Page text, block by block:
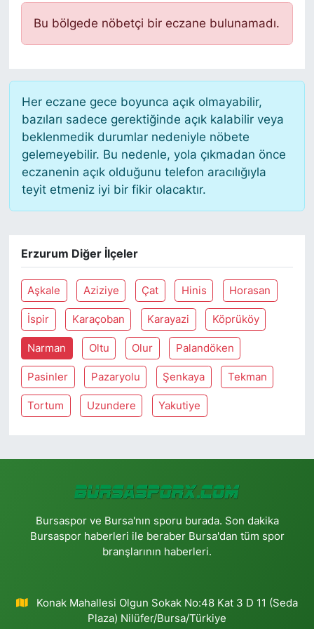
Bu bölgede nöbetçi bir eczane bulunamadı.
Her eczane gece boyunca açık olmayabilir,
bazıları sadece gerektiğinde açık kalabilir veya
beklenmedik durumlar nedeniyle nöbete
gelemeyebilir. Bu nedenle, yola çıkmadan önce
eczanenin açık olduğunu telefon aracılığıyla
teyit etmeniz iyi bir fikir olacaktır.
Erzurum Diğer İlçeler
Aşkale Aziziye Çat Hinis Horasan
İspir Karaçoban Karayazi Köprüköy
Narman Oltu Olur Palandöken
Pasinler Pazaryolu Şenkaya Tekman
Tortum Uzundere Yakutiye
Bursaspor ve Bursa'nın sporu burada. Son dakika
Bursaspor haberleri ile beraber Bursa'dan tüm spor
branşlarının haberleri.
Konak Mahallesi Olgun Sokak No:48 Kat 3 D 11 (Seda
Plaza) Nilüfer/Bursa/Türkiye